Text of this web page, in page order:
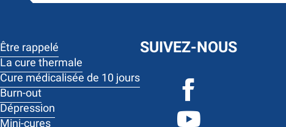
Être rappelé
La cure thermale
Cure médicalisée de 10 jours
Burn-out
Dépression
Mini-cures
SUIVEZ-NOUS